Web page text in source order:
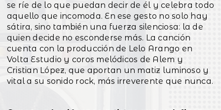
se ríe de lo que puedan decir de él y celebra todo
aquello que incomoda. En ese gesto no solo hay
sátira, sino también una fuerza silenciosa: la de
quien decide no esconderse más. La canción
cuenta con la producción de Lelo Arango en
Volta Estudio y coros melódicos de Alem y
Cristian López, que aportan un matiz luminoso y
vital a su sonido rock, más irreverente que nunca.